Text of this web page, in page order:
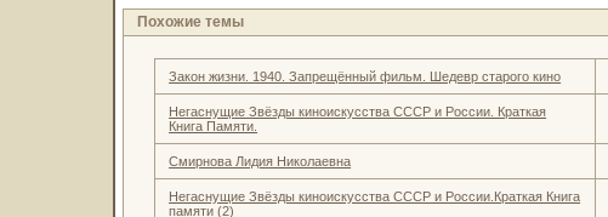
Похожие темы
Закон жизни. 1940. Запрещённый фильм. Шедевр старого кино
Негаснущие Звёзды киноискусства СССР и России. Краткая
Книга Памяти.
Смирнова Лидия Николаевна
Негаснущие Звёзды киноискусства СССР и России.Краткая Книга
памяти (2)